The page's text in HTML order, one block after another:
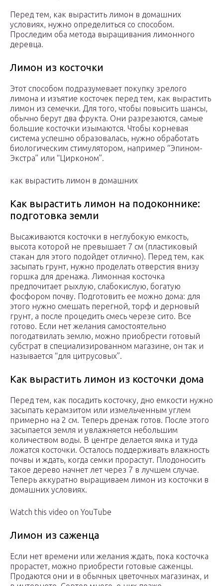
Перед тем, как вырастить лимон в домашних
условиях, нужно определиться со способом.
Проследим оба метода выращивания лимонного
деревца.
Лимон из косточки
Этот способом подразумевает покупку зрелого
лимона и изъятие косточек перед тем, как вырастить
лимон из семечки. Для того, чтобы повысить шансы,
обычно берут два фрукта. Они разрезаются, самые
большие косточки изымаются. Чтобы корневая
система успешно образовалась, нужно обработать
биологическим стимулятором, например “Эпином-
Экстра” или “Цирконом”.
как вырастить лимон в домашних
Как вырастить лимон на подоконнике:
подготовка земли
Высаживаются косточки в неглубокую емкость,
высота которой не превышает 7 см (пластиковый
стакан для этого подойдет отлично). Перед тем, как
засыпать грунт, нужно проделать отверстия внизу
горшка для дренажа. Лимонная косточка
предпочитает рыхлую, слабокислую, богатую
фосфором почву. Подготовить ее можно дома: для
этого нужно смешать перегной, торф и дерновый
грунт, а после процедить смесь черезе сито. Все
готово. Если нет желания самостоятельно
погодатвилать землю, можно приобрести готовый
субстрат в специализированном магазине, он так и
называется “для цитрусовых”.
Как вырастить лимон из косточки дома
Перед тем, как посадить косточку, дно емкости нужно
засыпать керамзитом или измельченным углем
примерно на 2 см. Теперь дренаж готов. После этого
засыпается земля и увлажняется небольшим
количеством воды. В центре делается ямка и туда
ложатся косточки. Осталось поддерживать влажность
почвы и ждать, когда семки прорастут. Плодоносить
такое дерево начнет лет через 7 в лучшем случае.
Теперь аккуратно выращиваем лимон из косточки в
домашних условиях.
Watch this video on YouTube
Лимон из саженца
Если нет времени или желания ждать, пока косточка
прорастет, можно приобрести готовые саженцы.
Продаются они и в обычных цветочных магазинах, и